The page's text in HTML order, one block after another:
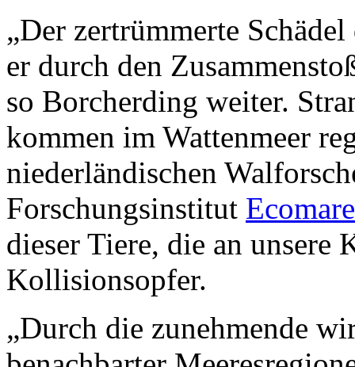
„Der zertrümmerte
er durch den
so Borcherding weiter.
kommen im Wattenmeer
niederländischen
Forschungsinstitut Ecomare
dieser Tiere, die an unsere
Kollisionsopfer.
„Durch die zunehmende